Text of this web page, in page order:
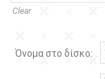
Clear
Όνομα στο δίσκο: